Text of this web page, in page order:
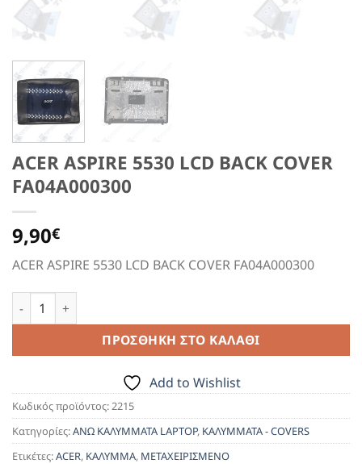
ACER ASPIRE 5530 LCD BACK COVER
FA04A000300
9,90€
ACER ASPIRE 5530 LCD BACK COVER FA04A000300
ACER ASPIRE 5530 LCD BACK COVER FA04A000300 ποσότητα
ΠΡΟΣΘΉΚΗ ΣΤΟ ΚΑΛΆΘΙ
Add to Wishlist
Κωδικός προϊόντος:2215
Κατηγορίες:ΑΝΩ ΚΑΛΥΜΜΑΤΑ LAPTOP, ΚΑΛΥΜΜΑΤΑ - COVERS
Ετικέτες:ACER, ΚΑΛΥΜΜΑ, ΜΕΤΑΧΕΙΡΙΣΜΕΝΟ